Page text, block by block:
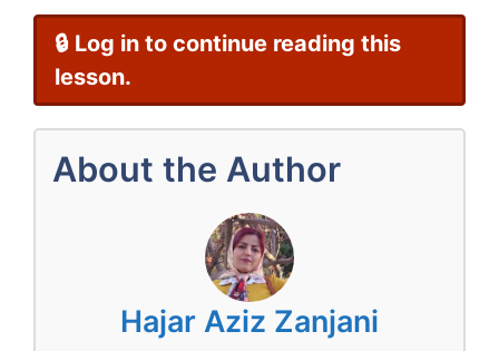
🔒 Log in to continue reading this
lesson.
About the Author
Hajar Aziz Zanjani